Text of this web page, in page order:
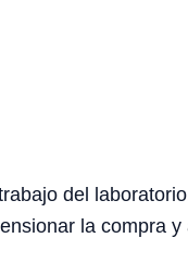
del
la compra